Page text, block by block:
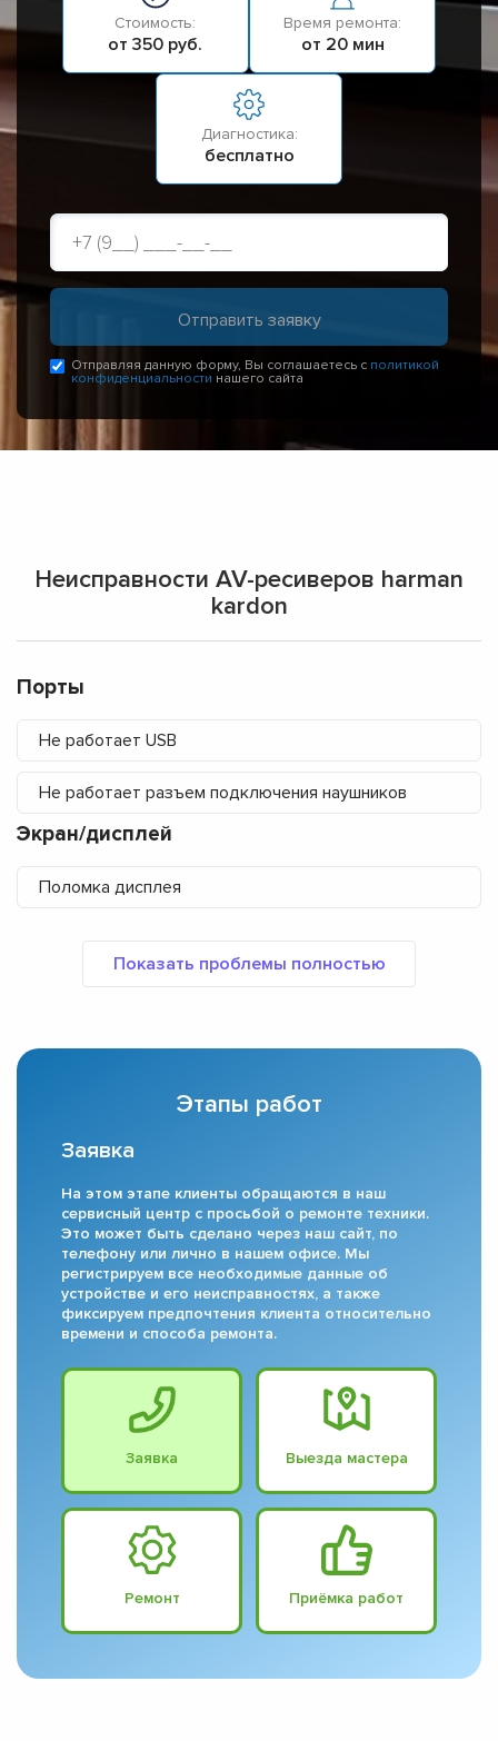
Стоимость:
от 350 руб.
Время ремонта:
от 20 мин
Диагностика:
бесплатно
Отправляя данную форму, Вы соглашаетесь с политикой
конфиденциальности нашего сайта
Неисправности AV-ресиверов harman
kardon
Порты
Не работает USB
Не работает разъем подключения наушников
Экран/дисплей
Поломка дисплея
Этапы работ
Заявка
На этом этапе клиенты обращаются в наш
сервисный центр с просьбой о ремонте техники.
Это может быть сделано через наш сайт, по
телефону или лично в нашем офисе. Мы
регистрируем все необходимые данные об
устройстве и его неисправностях, а также
фиксируем предпочтения клиента относительно
времени и способа ремонта.
Заявка Выезда мастера
Ремонт Приёмка работ